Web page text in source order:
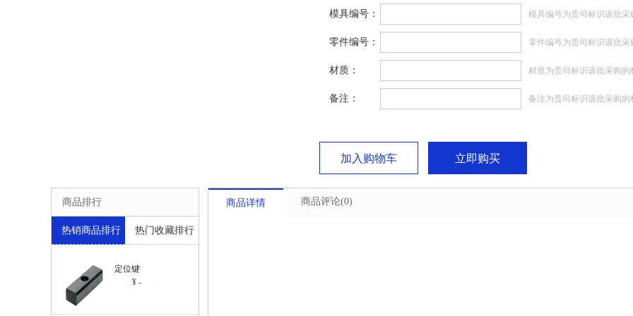
模具编号： 模具编号为贵司标识该批采
零件编号： 零件编号为贵司标识该批采
材质： 材质为贵司标识该批采购的
备注： 备注为贵司标识该批采购的
加入购物车 立即购买
商品排行
热销商品排行 热门收藏排行
定位键
¥ -
商品详情 商品评论(0)